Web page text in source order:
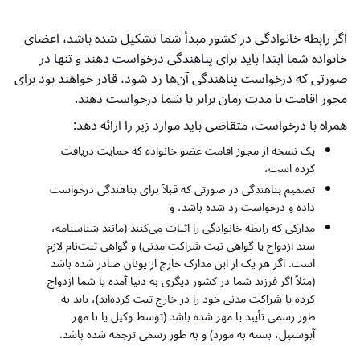
اگر رابطه خانوادگی در کشور مبدأ شما تشکیل شده باشد، اعضای
خانواده شما ابتدا باید برای پناهندگی درخواست دهند و تنها در
صورتی که درخواست پناهندگی آن‌ها رد شود، قادر خواهند بود برای
مجوز اقامت با مدت زمان برابر با شما درخواست دهند.
همراه با درخواست، متقاضی باید موارد زیر را ارائه دهد:
یک نسخه از مجوز اقامت عضو خانواده که حمایت دریافت
کرده است،
تصمیم پناهندگی در صورتی که قبلاً برای پناهندگی درخواست
داده و درخواست رد شده باشد، و
مدارکی که رابطه خانوادگی را اثبات می‌کنند (مانند شناسنامه،
سند ازدواج یا گواهی ثبت شراکت مدنی) و گواهی ثبت‌نام لازم
است. اگر هر یک از این مدارک خارج از یونان صادر شده باشد
(مثلاً اگر فرزند شما در کشور دیگری به دنیا آمده یا شما ازدواج
کرده یا شراکت مدنی خود را در خارج ثبت کرده‌اید)، باید به
طور رسمی تأیید یا مهر شده باشد (توسط وکیل یا با مهر
آپوستیل، بسته به مورد) و به طور رسمی ترجمه شده باشد.